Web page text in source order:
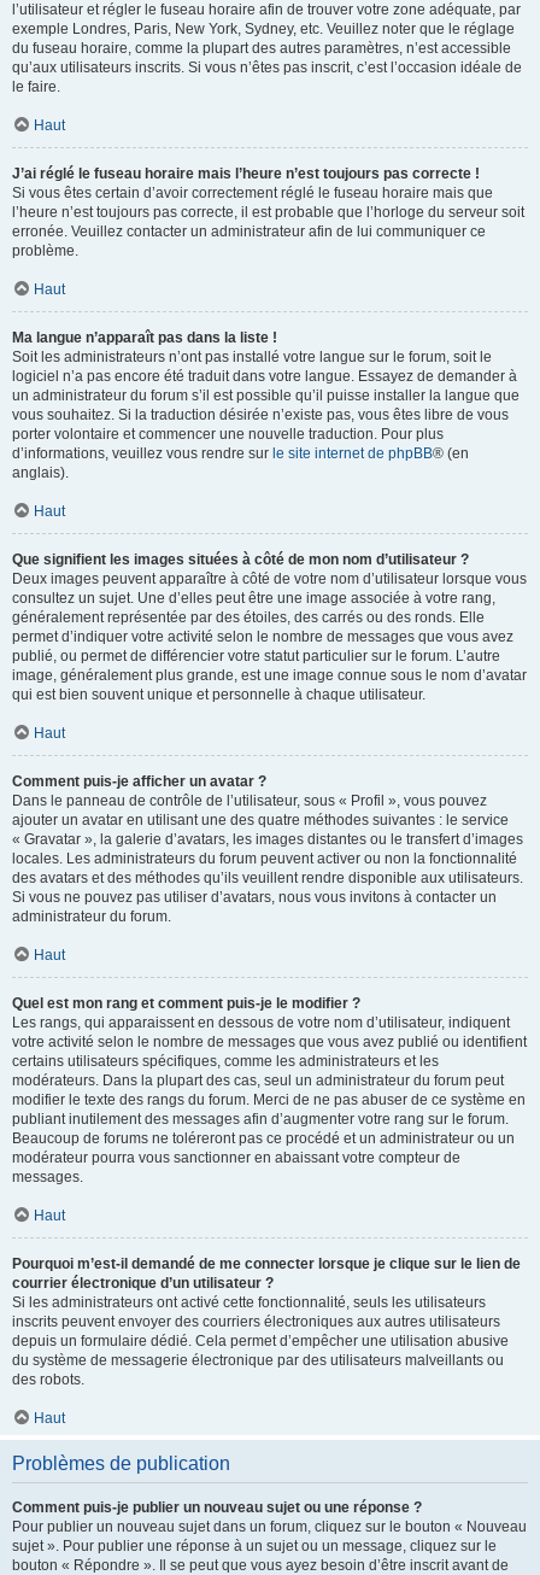
l’utilisateur et régler le fuseau horaire afin de trouver votre zone adéquate, par
exemple Londres, Paris, New York, Sydney, etc. Veuillez noter que le réglage
du fuseau horaire, comme la plupart des autres paramètres, n’est accessible
qu’aux utilisateurs inscrits. Si vous n’êtes pas inscrit, c’est l’occasion idéale de
le faire.
Haut
J’ai réglé le fuseau horaire mais l’heure n’est toujours pas correcte !
Si vous êtes certain d’avoir correctement réglé le fuseau horaire mais que
l’heure n’est toujours pas correcte, il est probable que l’horloge du serveur soit
erronée. Veuillez contacter un administrateur afin de lui communiquer ce
problème.
Haut
Ma langue n’apparaît pas dans la liste !
Soit les administrateurs n’ont pas installé votre langue sur le forum, soit le
logiciel n’a pas encore été traduit dans votre langue. Essayez de demander à
un administrateur du forum s’il est possible qu’il puisse installer la langue que
vous souhaitez. Si la traduction désirée n’existe pas, vous êtes libre de vous
porter volontaire et commencer une nouvelle traduction. Pour plus
d’informations, veuillez vous rendre sur le site internet de phpBB® (en
anglais).
Haut
Que signifient les images situées à côté de mon nom d’utilisateur ?
Deux images peuvent apparaître à côté de votre nom d’utilisateur lorsque vous
consultez un sujet. Une d’elles peut être une image associée à votre rang,
généralement représentée par des étoiles, des carrés ou des ronds. Elle
permet d’indiquer votre activité selon le nombre de messages que vous avez
publié, ou permet de différencier votre statut particulier sur le forum. L’autre
image, généralement plus grande, est une image connue sous le nom d’avatar
qui est bien souvent unique et personnelle à chaque utilisateur.
Haut
Comment puis-je afficher un avatar ?
Dans le panneau de contrôle de l’utilisateur, sous « Profil », vous pouvez
ajouter un avatar en utilisant une des quatre méthodes suivantes : le service
« Gravatar », la galerie d’avatars, les images distantes ou le transfert d’images
locales. Les administrateurs du forum peuvent activer ou non la fonctionnalité
des avatars et des méthodes qu’ils veuillent rendre disponible aux utilisateurs.
Si vous ne pouvez pas utiliser d’avatars, nous vous invitons à contacter un
administrateur du forum.
Haut
Quel est mon rang et comment puis-je le modifier ?
Les rangs, qui apparaissent en dessous de votre nom d’utilisateur, indiquent
votre activité selon le nombre de messages que vous avez publié ou identifient
certains utilisateurs spécifiques, comme les administrateurs et les
modérateurs. Dans la plupart des cas, seul un administrateur du forum peut
modifier le texte des rangs du forum. Merci de ne pas abuser de ce système en
publiant inutilement des messages afin d’augmenter votre rang sur le forum.
Beaucoup de forums ne toléreront pas ce procédé et un administrateur ou un
modérateur pourra vous sanctionner en abaissant votre compteur de
messages.
Haut
Pourquoi m’est-il demandé de me connecter lorsque je clique sur le lien de
courrier électronique d’un utilisateur ?
Si les administrateurs ont activé cette fonctionnalité, seuls les utilisateurs
inscrits peuvent envoyer des courriers électroniques aux autres utilisateurs
depuis un formulaire dédié. Cela permet d’empêcher une utilisation abusive
du système de messagerie électronique par des utilisateurs malveillants ou
des robots.
Haut
Problèmes de publication
Comment puis-je publier un nouveau sujet ou une réponse ?
Pour publier un nouveau sujet dans un forum, cliquez sur le bouton « Nouveau
sujet ». Pour publier une réponse à un sujet ou un message, cliquez sur le
bouton « Répondre ». Il se peut que vous ayez besoin d’être inscrit avant de